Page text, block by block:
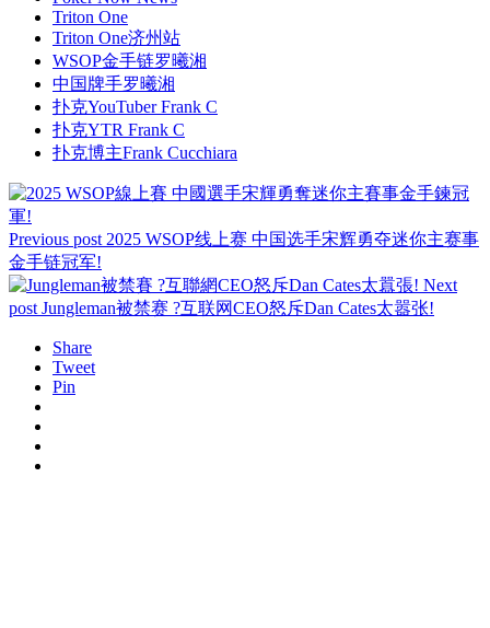
Triton One
Triton One济州站
WSOP金手链罗曦湘
中国牌手罗曦湘
扑克YouTuber Frank C
扑克YTR Frank C
扑克博主Frank Cucchiara
Previous post 2025 WSOP线上赛 中国选手宋辉勇夺迷你主赛事
金手链冠军!
Next
post Jungleman被禁赛 ?互联网CEO怒斥Dan Cates太嚣张!
Share
Tweet
Pin